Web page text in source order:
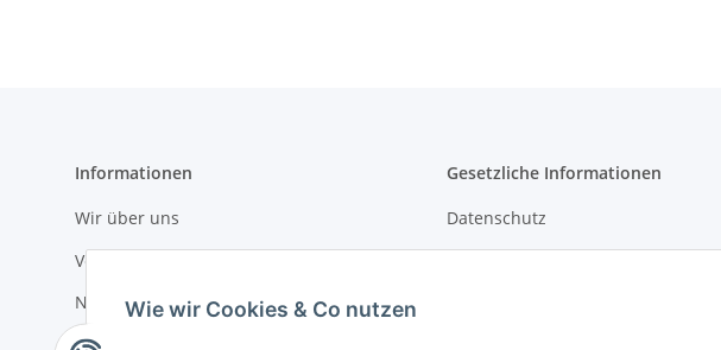
Informationen
Wir über uns
Versandinformationen
Newsletter
Gesetzliche Informationen
Datenschutz
Wie wir Cookies & Co nutzen